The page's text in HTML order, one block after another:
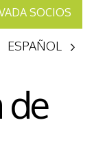
SOCIOS
ESPAÑOL
de